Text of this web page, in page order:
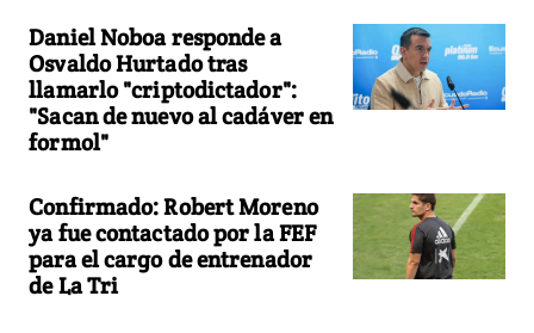
Daniel Noboa responde a
Osvaldo Hurtado tras
llamarlo "criptodictador":
"Sacan de nuevo al cadáver en
formol"
Confirmado: Robert Moreno
ya fue contactado por la FEF
para el cargo de entrenador
de La Tri